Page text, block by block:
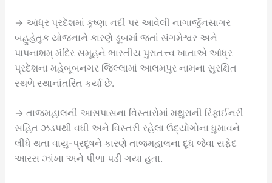
→ આંધ્ર પ્રદેશમાં કૃષ્ણા નદી પર આવેલી નાગાર્જુનસાગર
બહુહેતુક યોજનાને કારણે ડૂબમાં જતાં સંગમેશ્વર અને
પાપનાશમ્ મંદિર સમૂહને ભારતીય પુરાતત્ત્વ ખાતાએ આંધ્ર
પ્રદેશના મહેબૂબનગર જિલ્લામાં આલમપુર નામના સુરક્ષિત
સ્થળે સ્થાનાંતરિત કર્યા છે.
→ તાજમહાલની આસપાસના વિસ્તારોમાં મથુરાની રિફાઈનરી
સહિત ઝડપથી વધી અને વિસ્તરી રહેલા ઉદ્યોગોના ધુમાવને
લીધે થતા વાયુ-પ્રદૂષને કારણે તાજમહાલના દૂધ જેવા સફેદ
આરસ ઝાંખા અને પીળા પડી ગયા હતા.